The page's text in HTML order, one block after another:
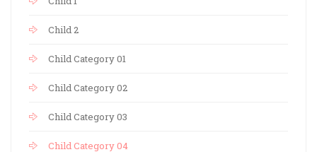
Child 2
Child Category 01
Child Category 02
Child Category 03
Child Category 04